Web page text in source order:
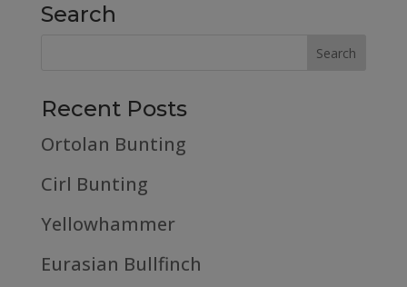
Search
Recent Posts
Ortolan Bunting
Cirl Bunting
Yellowhammer
Eurasian Bullfinch